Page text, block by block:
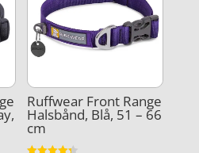
Ruffwear Front Range
Halsbånd, Blå, 51 – 66
cm